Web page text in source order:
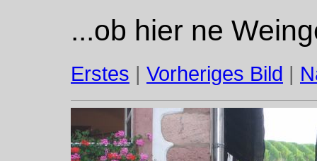
...ob hier ne
Erstes | Vorheriges Bild |